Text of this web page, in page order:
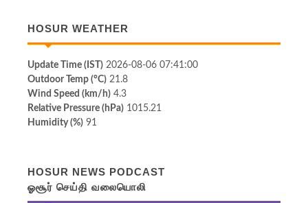
HOSUR WEATHER
Update Time (IST) 2026-08-06 07:41:00
Outdoor Temp (°C) 21.8
Wind Speed (km/h) 4.3
Relative Pressure (hPa) 1015.21
Humidity (%) 91
HOSUR NEWS PODCAST
ஓசூர் செய்தி வலையொலி